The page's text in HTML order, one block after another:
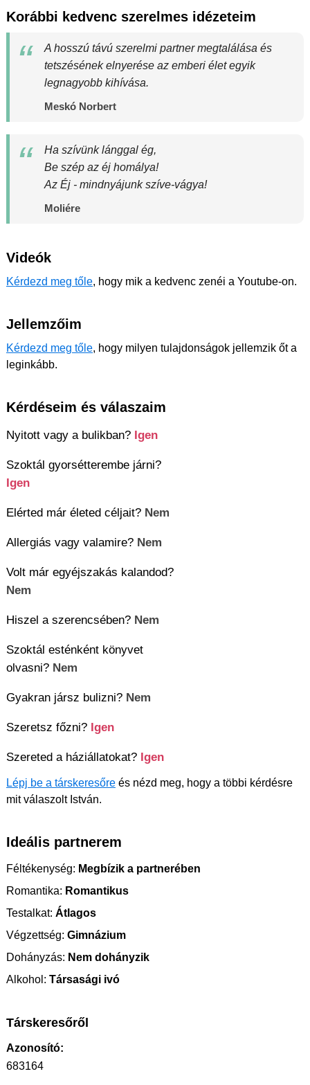
Korábbi kedvenc szerelmes idézeteim
A hosszú távú szerelmi partner megtalálása és
tetszésének elnyerése az emberi élet egyik
legnagyobb kihívása.
Meskó Norbert
Ha szívünk lánggal ég,
Be szép az éj homálya!
Az Éj - mindnyájunk szíve-vágya!
Moliére
Videók
Kérdezd meg tőle, hogy mik a kedvenc zenéi a Youtube-on.
Jellemzőim
Kérdezd meg tőle, hogy milyen tulajdonságok jellemzik őt a
leginkább.
Kérdéseim és válaszaim
Nyitott vagy a bulikban? Igen
Szoktál gyorsétterembe járni?
Igen
Elérted már életed céljait? Nem
Allergiás vagy valamire? Nem
Volt már egyéjszakás kalandod?
Nem
Hiszel a szerencsében? Nem
Szoktál esténként könyvet
olvasni? Nem
Gyakran jársz bulizni? Nem
Szeretsz főzni? Igen
Szereted a háziállatokat? Igen
Lépj be a társkeresőre és nézd meg, hogy a többi kérdésre
mit válaszolt István.
Ideális partnerem
Féltékenység: Megbízik a partnerében
Romantika: Romantikus
Testalkat: Átlagos
Végzettség: Gimnázium
Dohányzás: Nem dohányzik
Alkohol: Társasági ivó
Társkeresőről
Azonosító:
683164